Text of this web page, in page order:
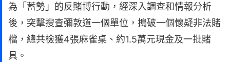
為「蓄勢」的反賭博行動，經深入調查和情報分析
後，突擊搜查彌敦道一個單位，搗破一個懷疑非法賭
檔，總共檢獲4張麻雀桌、約1.5萬元現金及一批賭
具。